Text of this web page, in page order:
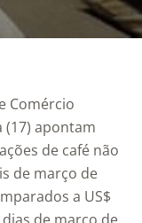
Comércio
(17) apontam
de café não
de março de
a US$